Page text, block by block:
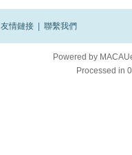
友情鏈接 聯繫我們
Powered by
Processed in